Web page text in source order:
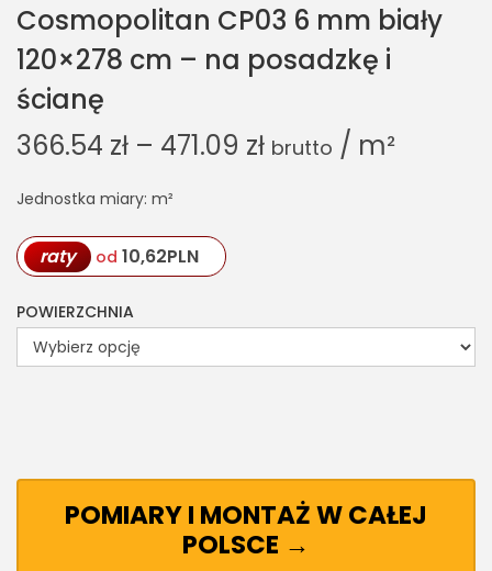
Cosmopolitan CP03 6 mm biały
120×278 cm – na posadzkę i
ścianę
366.54 zł – 471.09 zł brutto / m²
Jednostka miary: m²
raty od 10,62PLN
POWIERZCHNIA
POMIARY I MONTAŻ W CAŁEJ
POLSCE →